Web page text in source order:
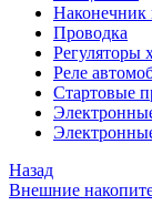
Наконечник
Проводка
Регуляторы
Реле
Стартовые
Назад
Внешние